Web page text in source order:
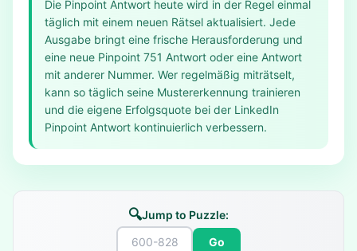
Die Pinpoint Antwort heute wird in der Regel einmal
täglich mit einem neuen Rätsel aktualisiert. Jede
Ausgabe bringt eine frische Herausforderung und
eine neue Pinpoint 751 Antwort oder eine Antwort
mit anderer Nummer. Wer regelmäßig miträtselt,
kann so täglich seine Mustererkennung trainieren
und die eigene Erfolgsquote bei der LinkedIn
Pinpoint Antwort kontinuierlich verbessern.
🔍Jump to Puzzle:
Go